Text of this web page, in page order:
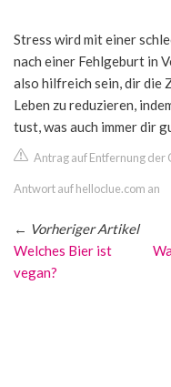
Stress wird mit einer
nach einer Fehlgeburt in
also hilfreich sein, dir die
Leben zu reduzieren,
tust, was auch immer dir
Antrag auf Entfernung der
Antwort auf helloclue.com an
← Vorheriger Artikel
Welches Bier ist
vegan?